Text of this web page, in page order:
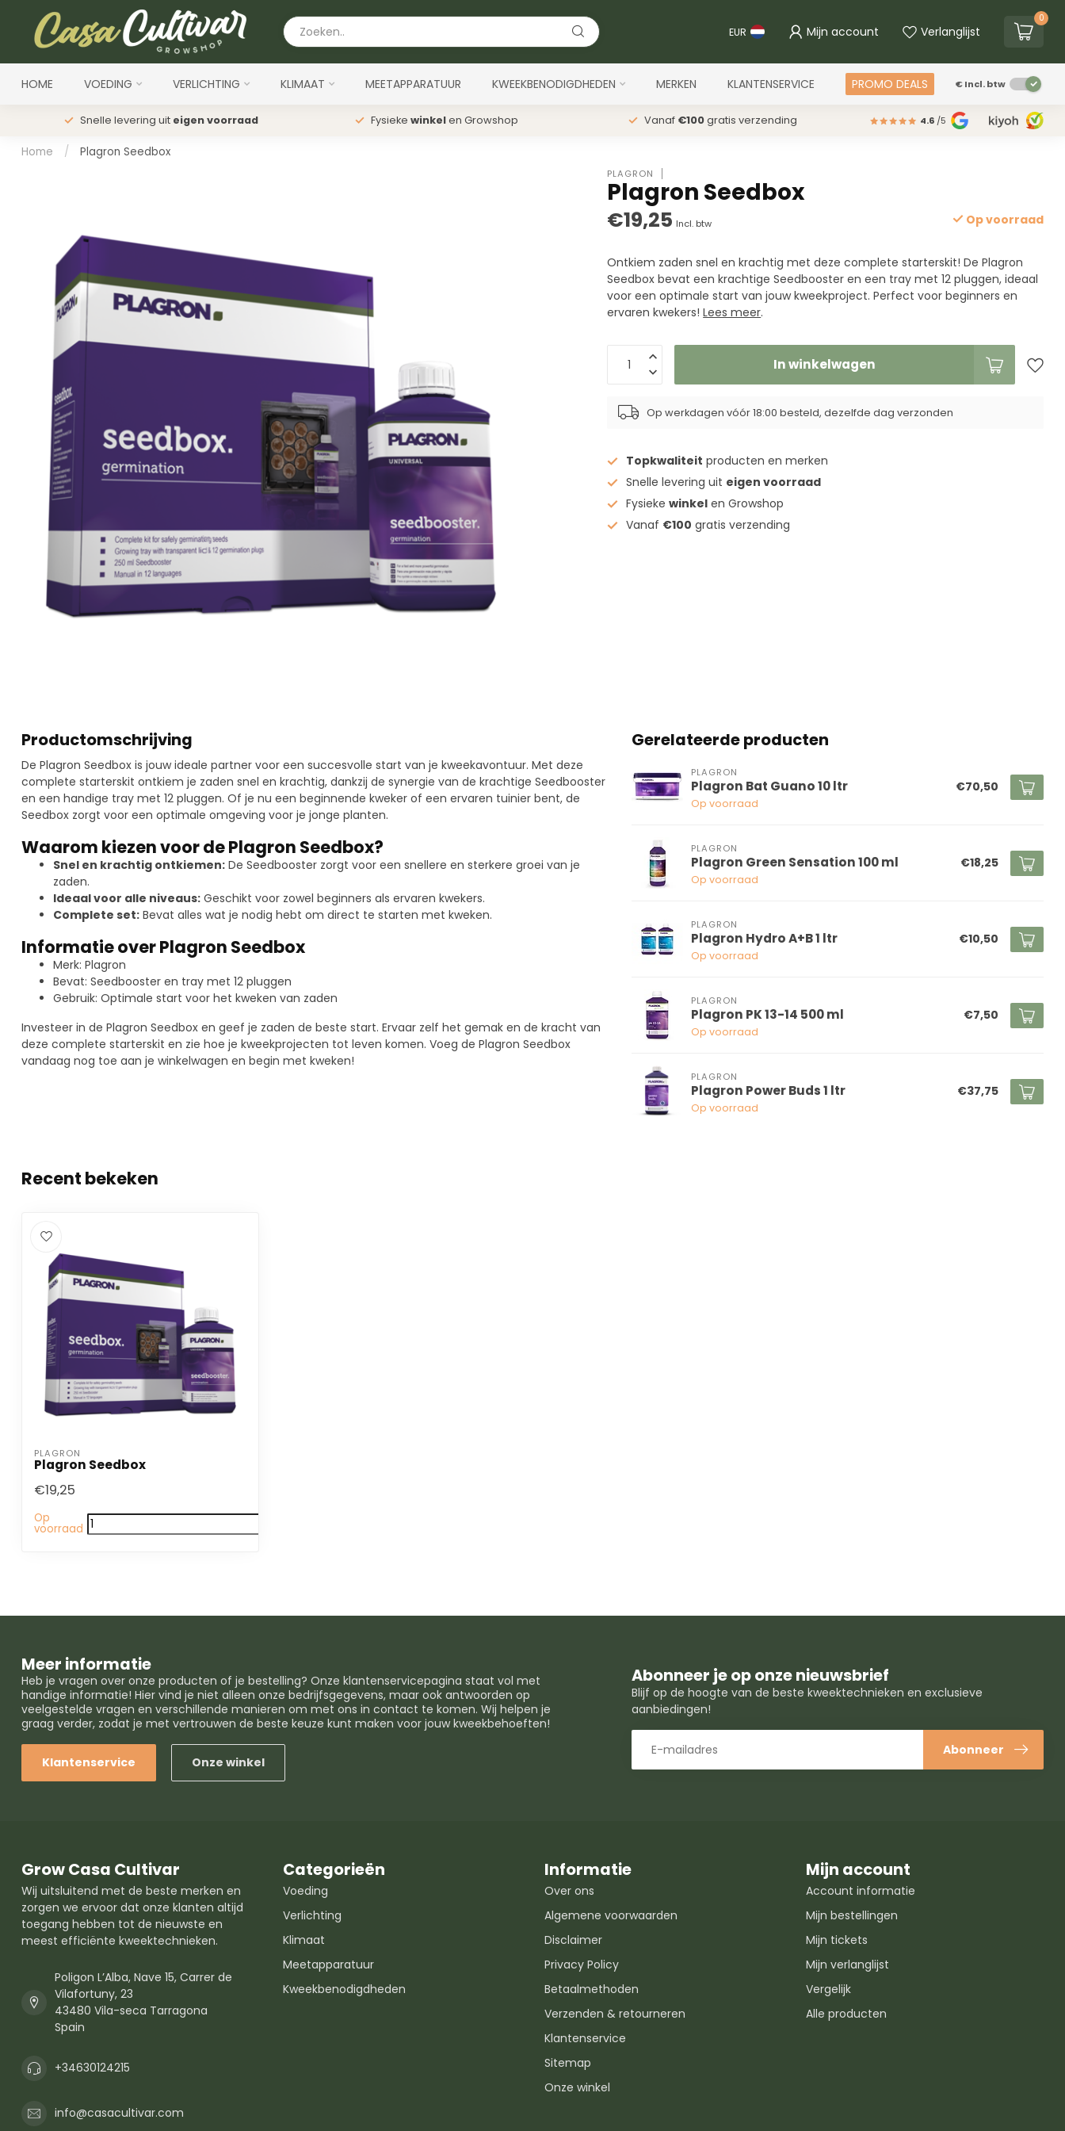
EUR Mijn account Verlanglijst
0
HOME VOEDING VERLICHTING KLIMAAT MEETAPPARATUUR KWEEKBENODIGDHEDEN MERKEN KLANTENSERVICE PROMO DEALS €Incl. btw
Snelle levering uit eigen voorraad Fysieke winkelen Growshop Vanaf €100gratis verzending 4.6 /5
Home / Plagron Seedbox
PLAGRON
Plagron Seedbox
€19,25 Incl. btw Op voorraad
Ontkiem zaden snel en krachtig met deze complete starterskit! De Plagron
Seedbox bevat een krachtige Seedbooster en een tray met 12 pluggen, ideaal
voor een optimale start van jouw kweekproject. Perfect voor beginners en
ervaren kwekers!Lees meer.
In winkelwagen
Op werkdagen vóór 18:00 besteld, dezelfde dag verzonden
Topkwaliteit producten en merken
Snelle levering uit eigen voorraad
Fysiekewinkel en Growshop
Vanaf €100 gratis verzending
Productomschrijving
De Plagron Seedbox is jouw ideale partner voor een succesvolle start van je kweekavontuur. Met deze
complete starterskit ontkiem je zaden snel en krachtig, dankzij de synergie van de krachtige Seedbooster
en een handige tray met 12 pluggen. Of je nu een beginnende kweker of een ervaren tuinier bent, de
Seedbox zorgt voor een optimale omgeving voor je jonge planten.
Waarom kiezen voor de Plagron Seedbox?
Snel en krachtig ontkiemen: De Seedbooster zorgt voor een snellere en sterkere groei van je
zaden.
Ideaal voor alle niveaus: Geschikt voor zowel beginners als ervaren kwekers.
Complete set: Bevat alles wat je nodig hebt om direct te starten met kweken.
Informatie over Plagron Seedbox
Merk: Plagron
Bevat: Seedbooster en tray met 12 pluggen
Gebruik: Optimale start voor het kweken van zaden
Investeer in de Plagron Seedbox en geef je zaden de beste start. Ervaar zelf het gemak en de kracht van
deze complete starterskit en zie hoe je kweekprojecten tot leven komen. Voeg de Plagron Seedbox
vandaag nog toe aan je winkelwagen en begin met kweken!
Gerelateerde producten
PLAGRON
Plagron Bat Guano 10 ltr
Op voorraad
€70,50
PLAGRON
Plagron Green Sensation 100 ml
Op voorraad
€18,25
PLAGRON
Plagron Hydro A+B 1 ltr
Op voorraad
€10,50
PLAGRON
Plagron PK 13-14 500 ml
Op voorraad
€7,50
PLAGRON
Plagron Power Buds 1 ltr
Op voorraad
€37,75
Recent bekeken
PLAGRON
Plagron Seedbox
€19,25
Op
voorraad
Meer informatie
Heb je vragen over onze producten of je bestelling? Onze klantenservicepagina staat vol met
handige informatie! Hier vind je niet alleen onze bedrijfsgegevens, maar ook antwoorden op
veelgestelde vragen en verschillende manieren om met ons in contact te komen. Wij helpen je
graag verder, zodat je met vertrouwen de beste keuze kunt maken voor jouw kweekbehoeften!
Klantenservice Onze winkel
Abonneer je op onze nieuwsbrief
Blijf op de hoogte van de beste kweektechnieken en exclusieve
aanbiedingen!
Abonneer
Grow Casa Cultivar
Wij uitsluitend met de beste merken en
zorgen we ervoor dat onze klanten altijd
toegang hebben tot de nieuwste en
meest efficiënte kweektechnieken.
Poligon L’Alba, Nave 15, Carrer de
Vilafortuny, 23
43480 Vila-seca Tarragona
Spain
+34630124215
info@casacultivar.com
Categorieën
Voeding
Verlichting
Klimaat
Meetapparatuur
Kweekbenodigdheden
Informatie
Over ons
Algemene voorwaarden
Disclaimer
Privacy Policy
Betaalmethoden
Verzenden & retourneren
Klantenservice
Sitemap
Onze winkel
Mijn account
Account informatie
Mijn bestellingen
Mijn tickets
Mijn verlanglijst
Vergelijk
Alle producten